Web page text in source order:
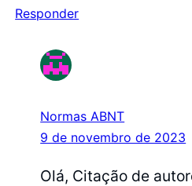
Responder
Normas ABNT
9 de novembro de 2023
Olá, Citação de